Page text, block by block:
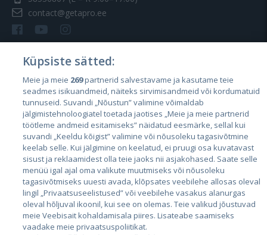
contact@getapro.ee
Riigid
Eesti
Läti
Leedu
Küpsiste sätted:
Meie ja meie 269partnerid salvestavame ja kasutame teie
seadmes isikuandmeid, näiteks sirvimisandmeid või kordumatuid
tunnuseid. Suvandi „Nõustun” valimine võimaldab
jälgimistehnoloogiatel toetada jaotises „Meie ja meie partnerid
töötleme andmeid esitamiseks” näidatud eesmärke, sellal kui
suvandi „Keeldu kõigist” valimine või nõusoleku tagasivõtmine
keelab selle. Kui jälgimine on keelatud, ei pruugi osa kuvatavast
sisust ja reklaamidest olla teie jaoks nii asjakohased. Saate selle
menüü igal ajal oma valikute muutmiseks või nõusoleku
tagasivõtmiseks uuesti avada, klõpsates veebilehe allosas oleval
lingil „Privaatsuseelistused” või veebilehe vasakus alanurgas
oleval hõljuval ikoonil, kui see on olemas. Teie valikud jõustuvad
meie Veebisait kohaldamisala piires. Lisateabe saamiseks
vaadake meie privaatsuspoliitikat.